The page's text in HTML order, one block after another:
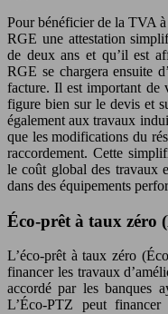
Pour bénéficier de la TVA
RGE une attestation
de deux ans et qu’il est
RGE se chargera ensuite
facture. Il est important
figure bien sur le devis et
également aux travaux
que les modifications du
raccordement. Cette
le coût global des travaux
dans des équipements
Éco-prêt à taux zéro
L’éco-prêt à taux zéro
financer les travaux
accordé par les banques
L’Éco-PTZ peut